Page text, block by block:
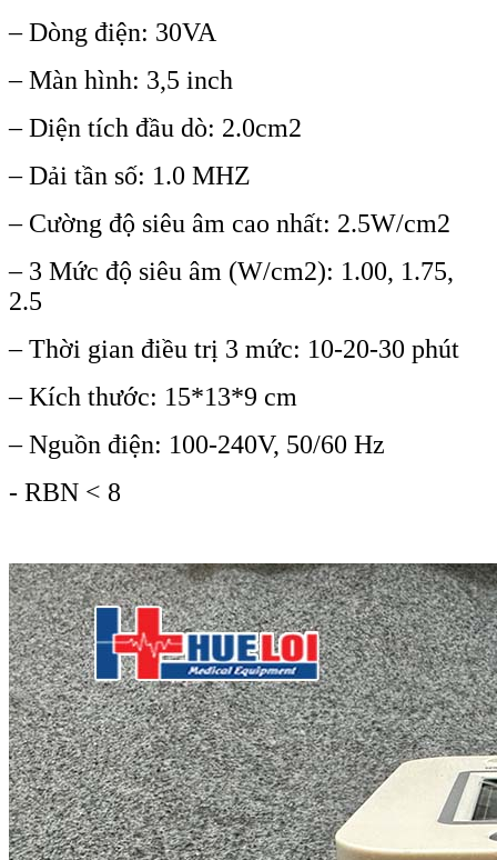
– Dòng điện: 30VA
– Màn hình: 3,5 inch
– Diện tích đầu dò: 2.0cm2
– Dải tần số: 1.0 MHZ
– Cường độ siêu âm cao nhất: 2.5W/cm2
– 3 Mức độ siêu âm (W/cm2): 1.00, 1.75,
2.5
– Thời gian điều trị 3 mức: 10-20-30 phút
– Kích thước: 15*13*9 cm
– Nguồn điện: 100-240V, 50/60 Hz
- RBN < 8